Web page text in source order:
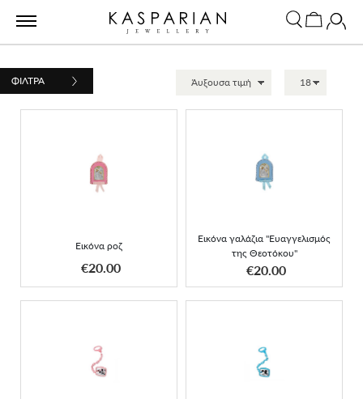
ΦΙΛΤΡΑ
Εικόνα ροζ
€20.00
Εικόνα ροζ
ΑΠΟΚΤΗΣΕ ΤΟ
Εικόνα γαλάζια "Ευαγγελισμός
της Θεοτόκου"
€20.00
Εικόνα γαλάζια
"Ευαγγελισμός της
Θεοτόκου"
ΑΠΟΚΤΗΣΕ ΤΟ
Πιπιλοπιάστρα Minnie
Mouse
Πιπιλοπιάστρα Mickey
Mouse